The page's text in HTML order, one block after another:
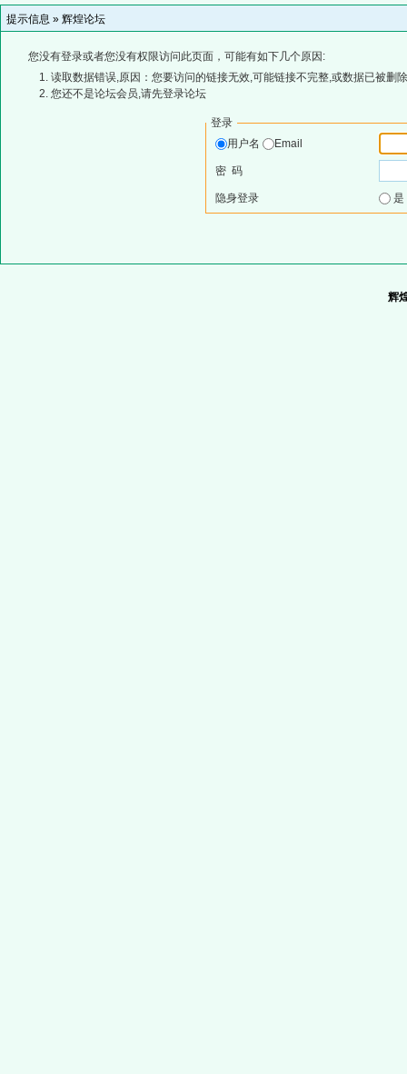
提示信息 » 辉煌论坛
您没有登录或者您没有权限访问此页面，可能有如下几个原因:
读取数据错误,原因：您要访问的链接无效,可能链接不完整,或数据已被删
您还不是论坛会员,请先登录论坛
登录
用户名
Email
密 码
隐身登录
辉